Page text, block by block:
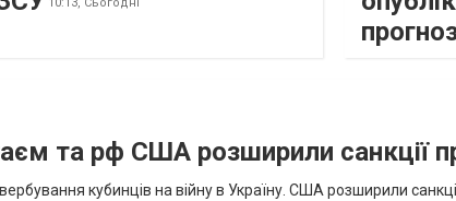
та рф США розширили санкції
кубинців на війну в Україну. США розширили